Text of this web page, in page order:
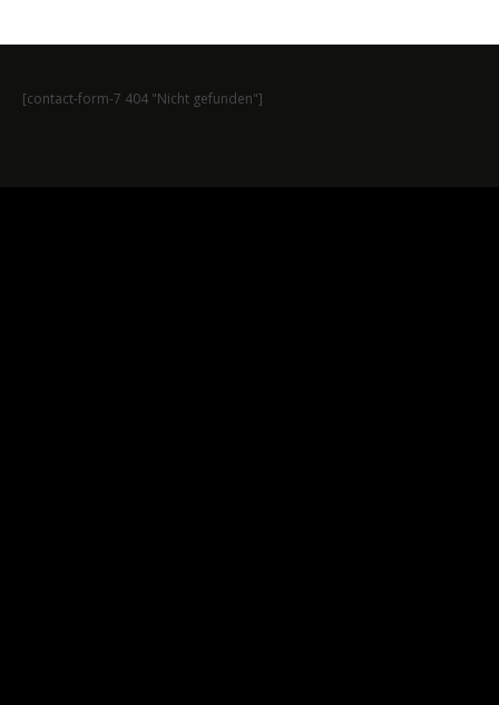
[contact-form-7 404 "Nicht gefunden"]